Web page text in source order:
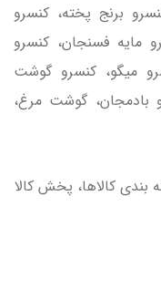
برنج پخته، کنسرو
مایه فسنجان، کنسرو
میگو، کنسرو گوشت
بادمجان، گوشت مرغ،